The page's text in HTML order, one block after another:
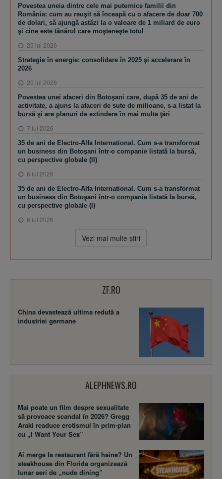
Povestea uneia dintre cele mai puternice familii din
România: cum au reuşit să înceapă cu o afacere de doar 700
de dolari, să ajungă astăzi la o valoare de 1 miliard de euro
şi cine este tânărul care moşteneşte totul
25 iul 2026
Strategie în energie: consolidare în 2025 şi accelerare în
2026
20 iul 2026
Povestea unei afaceri din Botoşani care, după 35 de ani de
activitate, a ajuns la afaceri de sute de milioane, s-a listat la
bursă şi are planuri de extindere în mai multe ţări
7 iul 2026
35 de ani de Electro-Alfa International. Cum s-a transformat
un business din Botoşani într-o companie listată la bursă,
cu perspective globale (II)
6 iul 2026
35 de ani de Electro-Alfa International. Cum s-a transformat
un business din Botoşani într-o companie listată la bursă,
cu perspective globale (I)
6 iul 2026
Vezi mai multe ştiri
ZF.RO
China devastează ultima redută a
industriei germane
ALEPHNEWS.RO
Mai poate un film despre sexualitate
să provoace scandal în 2026? Gregg
Araki readuce erotismul în prim-plan
cu „I Want Your Sex”
Ai merge la restaurant fără haine? Un
steakhouse din Florida organizează
lunar seri de „nude dining”